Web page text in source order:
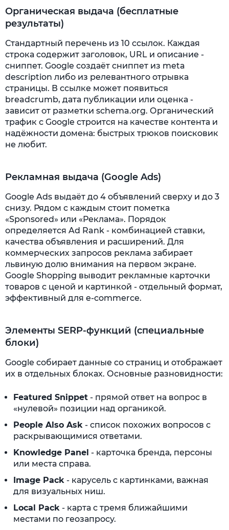
Органическая выдача (бесплатные
результаты)
Стандартный перечень из 10 ссылок. Каждая
строка содержит заголовок, URL и описание -
сниппет. Google создаёт сниппет из meta
description либо из релевантного отрывка
страницы. В ссылке может появиться
breadcrumb, дата публикации или оценка -
зависит от разметки schema.org. Органический
трафик с Google строится на качестве контента и
надёжности домена: быстрых трюков поисковик
не любит.
Рекламная выдача (Google Ads)
Google Ads выдаёт до 4 объявлений сверху и до 3
снизу. Рядом с каждым стоит пометка
«Sponsored» или «Реклама». Порядок
определяется Ad Rank - комбинацией ставки,
качества объявления и расширений. Для
коммерческих запросов реклама забирает
львиную долю внимания на первом экране.
Google Shopping выводит рекламные карточки
товаров с ценой и картинкой - отдельный формат,
эффективный для e-commerce.
Элементы SERP-функций (специальные
блоки)
Google собирает данные со страниц и отображает
их в отдельных блоках. Основные разновидности:
Featured Snippet - прямой ответ на вопрос в
«нулевой» позиции над органикой.
People Also Ask - список похожих вопросов с
раскрывающимися ответами.
Knowledge Panel - карточка бренда, персоны
или места справа.
Image Pack - карусель с картинками, важная
для визуальных ниш.
Local Pack - карта с тремя ближайшими
местами по геозапросу.